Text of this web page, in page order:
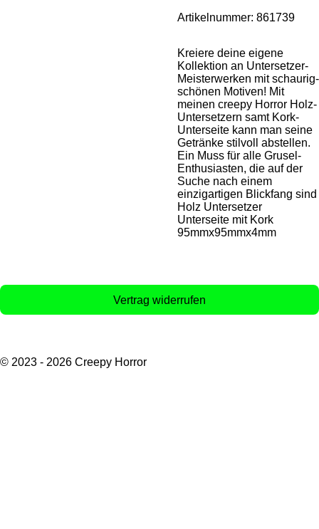
Artikelnummer: 861739
Kreiere deine eigene
Kollektion an Untersetzer-
Meisterwerken mit schaurig-
schönen Motiven! Mit
meinen creepy Horror Holz-
Untersetzern samt Kork-
Unterseite kann man seine
Getränke stilvoll abstellen.
Ein Muss für alle Grusel-
Enthusiasten, die auf der
Suche nach einem
einzigartigen Blickfang sind
Holz Untersetzer
Unterseite mit Kork
95mmx95mmx4mm
Vertrag widerrufen
i
© 2023 - 2026 Creepy Horror